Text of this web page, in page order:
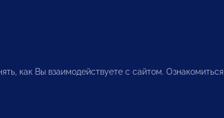
как Вы взаимодействуете с сайтом. Ознакомиться